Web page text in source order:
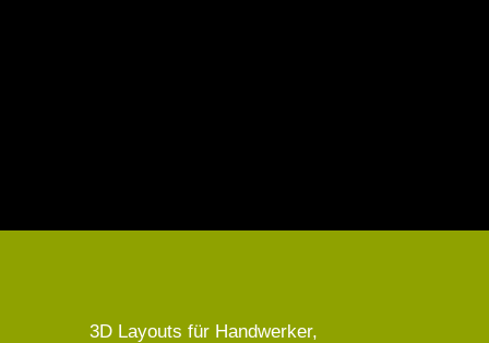
3D Layouts für Handwerker,